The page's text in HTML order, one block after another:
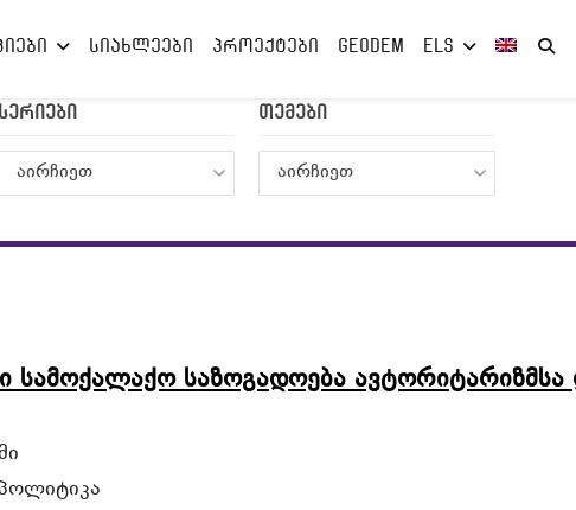
სიახლეები პროექტები GEODEM ELS
სერიები
აირჩიეთ
თემები
აირჩიეთ
საზოგადოება